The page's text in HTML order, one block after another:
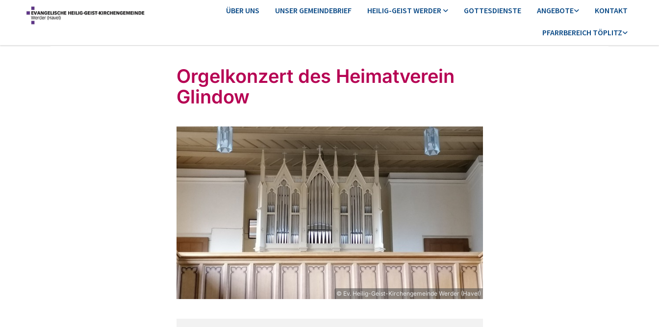
ÜBER UNS UNSER GEMEINDEBRIEF HEILIG-GEIST WERDER GOTTESDIENSTE ANGEBOTE KONTAKT
PFARRBEREICH TÖPLITZ
Orgelkonzert des Heimatverein
Glindow
© Ev. Heilig-Geist-Kirchengemeinde Werder (Havel)